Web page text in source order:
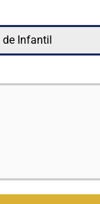
Infantil